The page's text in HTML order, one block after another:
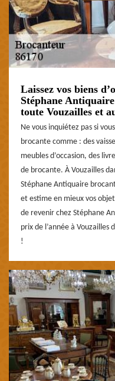
Laissez vos biens
Stéphane
toute Vouzailles et
Ne vous inquiétez pas si
brocante comme : des
meubles d’occasion, des
de brocante. À Vouzailles
Stéphane Antiquaire
et estime en mieux vos
de revenir chez Stéphane
prix de l’année à Vouzailles
!